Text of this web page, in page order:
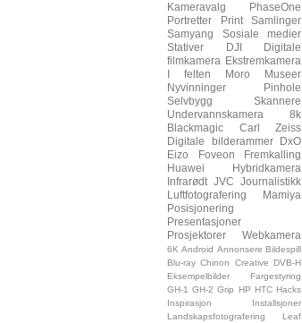
Kameravalg
PhaseOne
Portretter
Print
Samlinger
Samyang
Sosiale medier
Stativer
DJI
Digitale
filmkamera Ekstremkamera
I felten
Moro
Museer
Nyvinninger
Pinhole
Selvbygg
Skannere
Undervannskamera
8k
Blackmagic
Carl Zeiss
Digitale bilderammer
DxO
Eizo
Foveon
Fremkalling
Huawei
Hybridkamera
Infrarødt JVC
Journalistikk
Luftfotografering
Mamiya
Posisjonering
Presentasjoner
Prosjektorer
Webkamera
6K Android Annonsere Bildespill
Blu-ray Chinon Creative
DVB-H
Eksempelbilder
Fargestyring
GH-1 GH-2 Grip HP HTC Hacks
Inspirasjon
Installsjoner
Landskapsfotografering
Leaf